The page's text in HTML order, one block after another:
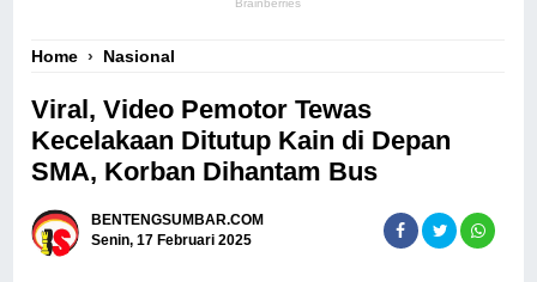
Home › Nasional
Viral, Video Pemotor Tewas
Kecelakaan Ditutup Kain di Depan
SMA, Korban Dihantam Bus
BENTENGSUMBAR.COM
Senin, 17 Februari 2025